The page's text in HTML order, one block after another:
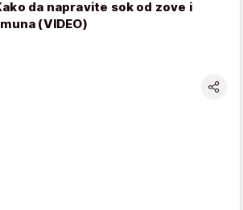
da napravite sok od zove i
(VIDEO)